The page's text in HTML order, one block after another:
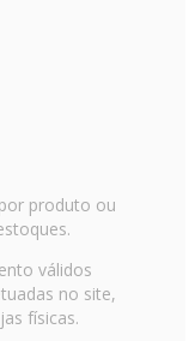
produto ou
válidos
no site,
físicas.